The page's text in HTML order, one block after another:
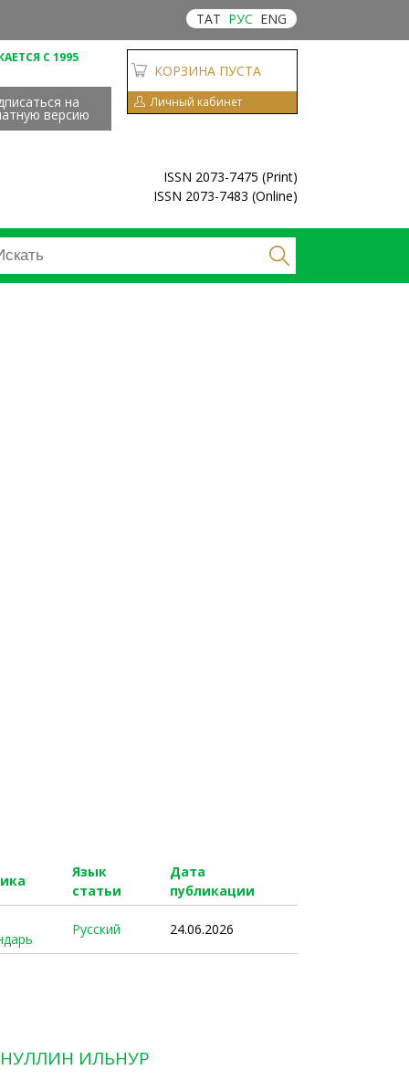
ТАТ РУС ENG
С 1995
на
версию
КОРЗИНА ПУСТА
Личный кабинет
ISSN 2073-7475 (Print)
ISSN 2073-7483 (Online)
Язык
статьи
Дата
публикации
Русский 24.06.2026
ИЛЬНУР